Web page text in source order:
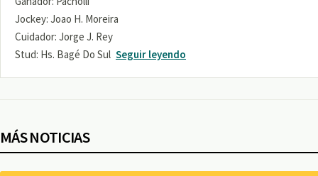
Jockey: Joao H. Moreira
Cuidador: Jorge J. Rey
Stud: Hs. Bagé Do Sul Seguir leyendo
MÁS NOTICIAS